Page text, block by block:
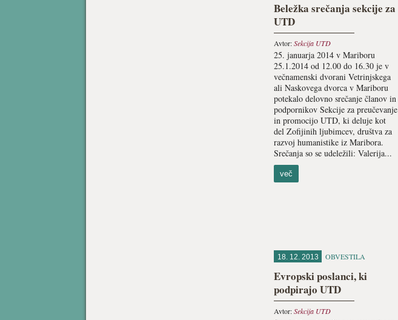
Beležka srečanja sekcije za
UTD
Avtor:Sekcija UTD
25. januarja 2014 v Mariboru
25.1.2014 od 12.00 do 16.30 je v
večnamenski dvorani Vetrinjskega
ali Naskovega dvorca v Mariboru
potekalo delovno srečanje članov in
podpornikov Sekcije za preučevanje
in promocijo UTD, ki deluje kot
del Zofijinih ljubimcev, društva za
razvoj humanistike iz Maribora.
Srečanja so se udeležili: Valerija...
več
18. 12. 2013 OBVESTILA
Evropski poslanci, ki
podpirajo UTD
Avtor:Sekcija UTD